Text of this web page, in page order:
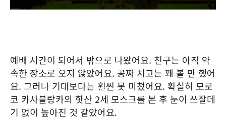
예배 시간이 되어서 밖으로 나왔어요. 친구는 아직 약
속한 장소로 오지 않았어요. 공짜 치고는 꽤 볼 만 했어
요. 그러나 기대보다는 훨씬 못 미쳤어요. 확실히 모로
코 카사블랑카의 핫산 2세 모스크를 본 후 눈이 쓰잘데
기 없이 높아진 것 같았어요.